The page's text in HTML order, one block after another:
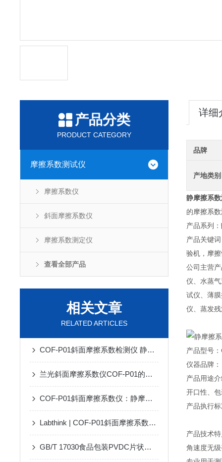
产品分类
PRODUCT CATEGORY
摩擦系数测试仪
摩擦系数仪
斜面摩擦系数仪
摩擦系数测定仪
查看全部产品
相关文章
RELATED ARTICLES
COF-P01斜面摩擦系数检测仪 静摩擦系数仪——仪器百科
兰光斜面摩擦系数仪COF-P01的试验操作方法
COF-P01斜面摩擦系数仪：静摩擦性能高精度检测方案解析
Labthink | COF-P01斜面摩擦系数仪 产品介绍
GB/T 17030食品包装PVDC片状肠衣膜透氧仪——技术特点与参数
详细
品牌
产地类别
静摩擦系
的摩擦系
产品系列：
产品关键
验机，摩
公司主营
仪、水蒸
试仪、薄
仪、蒸发
产品型号
仪器品牌
产品用途
开口性、
产品执行
产品技术
角速度无